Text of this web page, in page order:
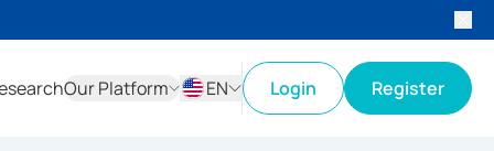
Our Platform
EN
Login Register